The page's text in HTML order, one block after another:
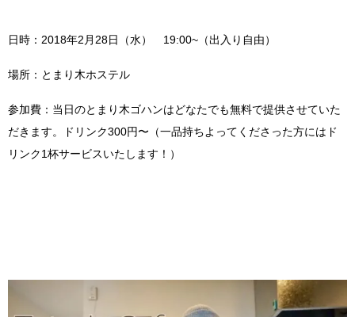
日時：2018年2月28日（水） 19:00~（出入り自由）
場所：とまり木ホステル
参加費：当日のとまり木ゴハンはどなたでも無料で提供させていた
だきます。ドリンク300円〜（一品持ちよってくださった方にはド
リンク1杯サービスいたします！）